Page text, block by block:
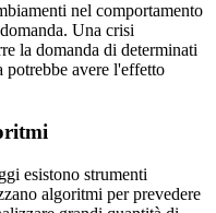
nel comportamento
Una crisi
la domanda di determinati
potrebbe avere l'effetto
esistono strumenti
algoritmi per prevedere